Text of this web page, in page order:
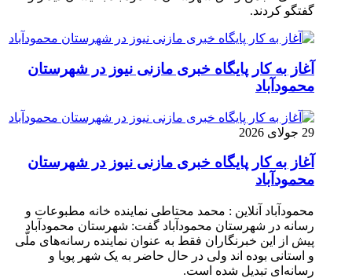
گفتگو کردند.
آغاز به کار پایگاه خبری مازنی نیوز در شهرستان
محمودآباد
29 جولای 2026
آغاز به کار پایگاه خبری مازنی نیوز در شهرستان
محمودآباد
محمودآباد آنلاین : محمد محتاطی نماینده خانه مطبوعات و
رسانه در شهرستان محمودآباد گفت: شهرستان محمودآباد
پیش از این خبرنگاران فقط به عنوان نماینده رسانه‌های ملّی
و استانی بوده اند ولی در حال حاضر به یک شهر پویا و
رسانه‌ای تبدیل شده است.